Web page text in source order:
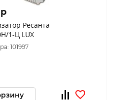
Ресанта
1-Ц LUX
101997